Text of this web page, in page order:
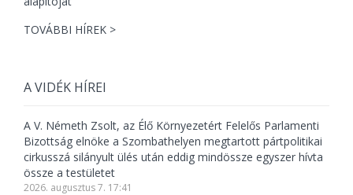
TOVÁBBI HÍREK >
A VIDÉK HÍREI
A V. Németh Zsolt, az Élő Környezetért Felelős Parlamenti
Bizottság elnöke a Szombathelyen megtartott pártpolitikai
cirkusszá silányult ülés után eddig mindössze egyszer hívta
össze a testületet
2026. augusztus 7. 17:41